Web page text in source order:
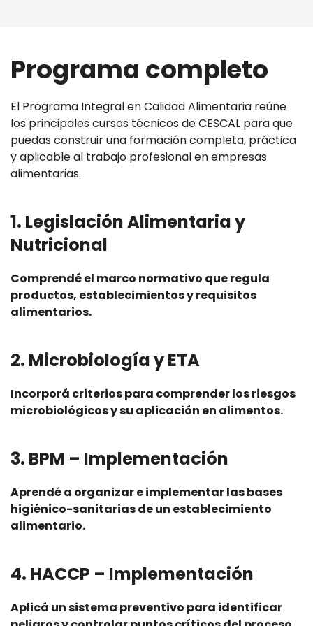
Programa completo
El Programa Integral en Calidad Alimentaria reúne
los principales cursos técnicos de CESCAL para que
puedas construir una formación completa, práctica
y aplicable al trabajo profesional en empresas
alimentarias.
1. Legislación Alimentaria y
Nutricional
Comprendé el marco normativo que regula
productos, establecimientos y requisitos
alimentarios.
2. Microbiología y ETA
Incorporá criterios para comprender los riesgos
microbiológicos y su aplicación en alimentos.
3. BPM – Implementación
Aprendé a organizar e implementar las bases
higiénico-sanitarias de un establecimiento
alimentario.
4. HACCP – Implementación
Aplicá un sistema preventivo para identificar